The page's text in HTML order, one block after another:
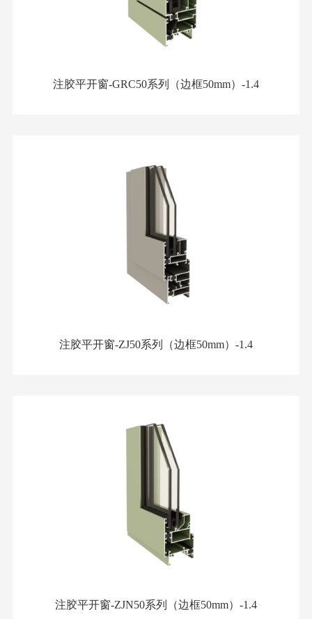
注胶平开窗-GRC50系列（边框50mm）-1.4
注胶平开窗-ZJ50系列（边框50mm）-1.4
注胶平开窗-ZJN50系列（边框50mm）-1.4